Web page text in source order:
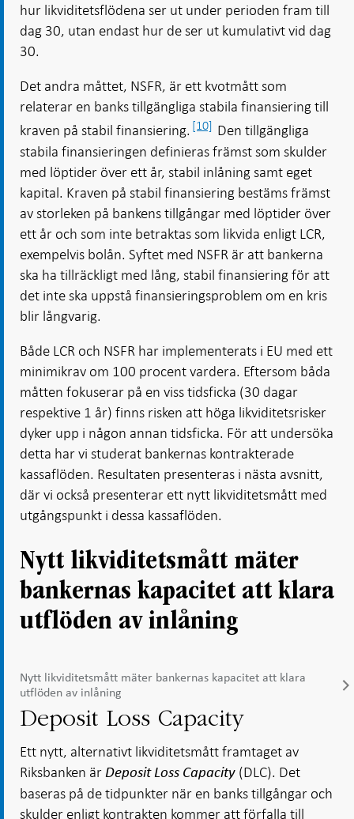
hur likviditetsflödena ser ut under perioden fram till
dag 30, utan endast hur de ser ut kumulativt vid dag
30.
Det andra måttet, NSFR, är ett kvotmått som
relaterar en banks tillgängliga stabila finansiering till
kraven på stabil finansiering. [10] Den tillgängliga
stabila finansieringen definieras främst som skulder
med löptider över ett år, stabil inlåning samt eget
kapital. Kraven på stabil finansiering bestäms främst
av storleken på bankens tillgångar med löptider över
ett år och som inte betraktas som likvida enligt LCR,
exempelvis bolån. Syftet med NSFR är att bankerna
ska ha tillräckligt med lång, stabil finansiering för att
det inte ska uppstå finansieringsproblem om en kris
blir långvarig.
Både LCR och NSFR har implementerats i EU med ett
minimikrav om 100 procent vardera. Eftersom båda
måtten fokuserar på en viss tidsficka (30 dagar
respektive 1 år) finns risken att höga likviditetsrisker
dyker upp i någon annan tidsficka. För att undersöka
detta har vi studerat bankernas kontrakterade
kassaflöden. Resultaten presenteras i nästa avsnitt,
där vi också presenterar ett nytt likviditetsmått med
utgångspunkt i dessa kassaflöden.
Nytt likviditetsmått mäter
bankernas kapacitet att klara
utflöden av inlåning
Nytt likviditetsmått mäter bankernas kapacitet att klara
utflöden av inlåning
Deposit Loss Capacity
Ett nytt, alternativt likviditetsmått framtaget av
Riksbanken är Deposit Loss Capacity (DLC). Det
baseras på de tidpunkter när en banks tillgångar och
skulder enligt kontrakten kommer att förfalla till